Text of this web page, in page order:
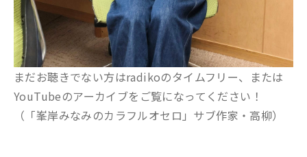
まだお聴きでない方はradikoのタイムフリー、または
YouTubeのアーカイブをご覧になってください！
（「峯岸みなみのカラフルオセロ」サブ作家・高柳）